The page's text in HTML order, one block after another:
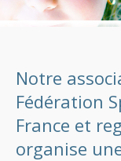
Notre
Fédération
France et
organise